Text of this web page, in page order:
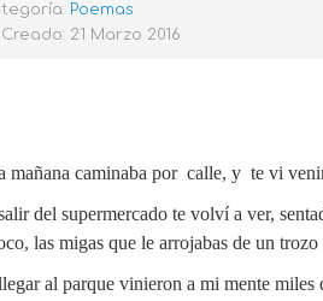
Poemas
Creado: 21 Marzo 2016
mañana caminaba por calle, y te vi
del supermercado te volví a ver,
las migas que le arrojabas de un
al parque vinieron a mi mente miles